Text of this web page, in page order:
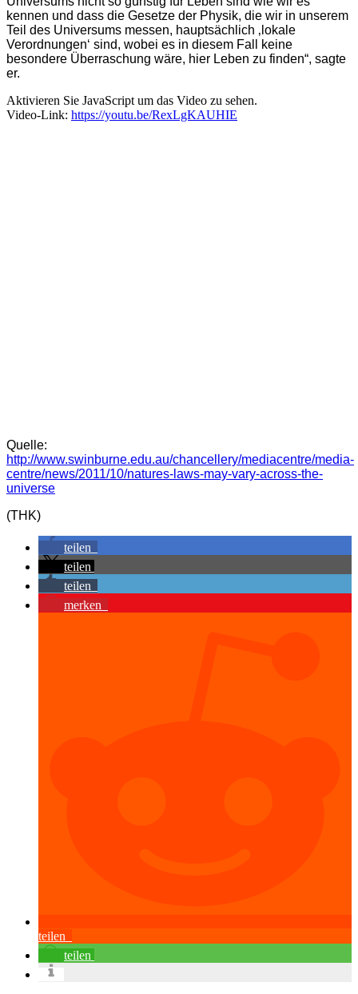
kennen und dass die Gesetze der Physik, die wir in unserem
Teil des Universums messen, hauptsächlich ‚lokale
Verordnungen‘ sind, wobei es in diesem Fall keine
besondere Überraschung wäre, hier Leben zu finden“, sagte
er.
Aktivieren Sie JavaScript um das Video zu sehen.
Video-Link: https://youtu.be/RexLgKAUHIE
Quelle:
http://www.swinburne.edu.au/chancellery/mediacentre/media-
centre/news/2011/10/natures-laws-may-vary-across-the-
universe
(THK)
teilen
teilen
teilen
merken
teilen
teilen